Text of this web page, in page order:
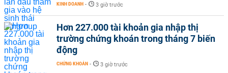
KINH DOANH - 3 giờ trước
Hơn 227.000 tài khoản gia nhập thị
trường chứng khoán trong tháng 7 biến
động
CHỨNG KHOÁN - 3 giờ trước